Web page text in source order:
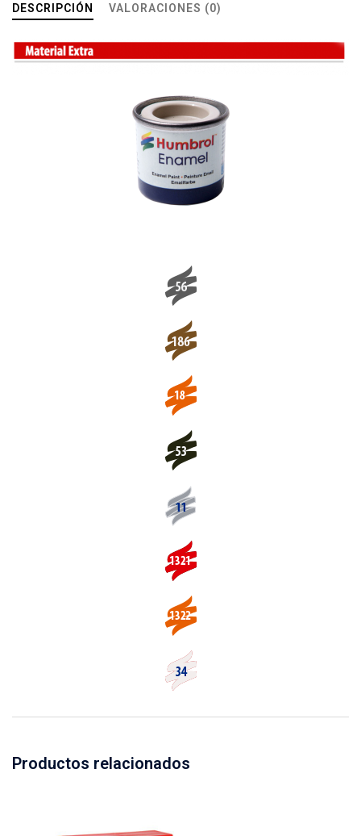
DESCRIPCIÓN VALORACIONES (0)
Productos relacionados